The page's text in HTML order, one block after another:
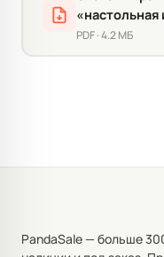
«настольная
PDF · 4.2 МБ
PandaSale — больше